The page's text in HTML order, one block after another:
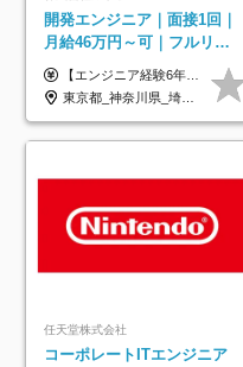
開発エンジニア｜面接1回｜
月給46万円～可｜フルリモ
ートも可｜案件選択制｜定
着率96％以上｜副業OK｜住
宅手当
【エンジニア経験6年以上の方】 月給46万円～100万円（固定残業代含む） ※上記月給には月30時間分の固定残業代（月8万7,400円～月19万円）を含む。超過分は全額支給。 【エンジニア経験4年以上の方】 月給42万円～100万円（固定残業代含む） ※上記月給には月30時間分の固定残業代（月7万9,800円～月19万円）を含む。超過分は全額支給。 【エンジニア経験4年未満の方】 月給38万円～100万円（固定残業代含む） ※上記月給には月30時間分の固定残業代（月7万2,200円～月19万円）を含む。超過分は全額支給。 ※経験、スキル、前職給与などを踏まえて決定。 ◆ルトラの給与制度のポイント！◆ ・社員の95%が入社時に年収UP！最高で300万円UPの実績も ・平均還元率86.3%（交通費・住宅手当・会社負担分の社保も含む） ・人柄やポテンシャルを評価し、スキル以上の希望年収を提示することも ・退職金制度やリファラル手当（平均50万円）あり
東京都_神奈川県_埼玉県_千葉県_大阪府_愛知県_北海道_青森県_岩手県_宮城県_秋田県_山形県_福島県_茨城県_栃木県_群馬県_新潟県_山梨県_長野県_富山県_石川県_福井県_静岡県_岐阜県_三重県_兵庫県_京都府_滋賀県_奈良県_和歌山県_広島県_岡山県_鳥取県_島根県_山口県_徳島県_香川県_愛媛県_高知県_福岡県_熊本県_佐賀県_長崎県_大分県_宮崎県_鹿児島県_沖縄県
任天堂株式会社
コーポレートITエンジニア